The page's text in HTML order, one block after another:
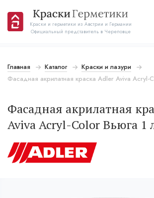
Краски и герметики из Австрии и Германии
Официальный представитель в Череповце
Главная Каталог
Краски и лазури
Фасадная акрилатная краска Adler Aviva Acryl-
Фасадная акрилатная
Aviva Acryl-Color Вьюга 1